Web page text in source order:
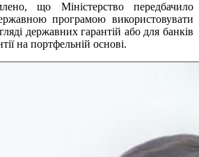
що Міністерство передбачило
програмою використовувати
державних гарантій або для банків
на портфельній основі.